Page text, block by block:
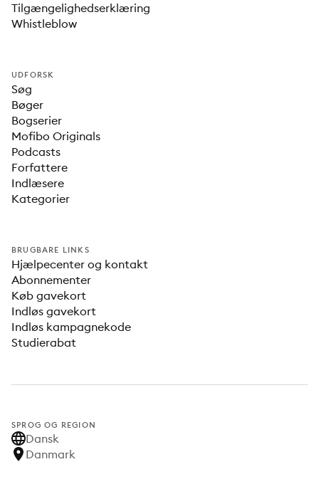
Tilgængelighedserklæring
Whistleblow
UDFORSK
Søg
Bøger
Bogserier
Mofibo Originals
Podcasts
Forfattere
Indlæsere
Kategorier
BRUGBARE LINKS
Hjælpecenter og kontakt
Abonnementer
Køb gavekort
Indløs gavekort
Indløs kampagnekode
Studierabat
SPROG OG REGION
Dansk
Danmark